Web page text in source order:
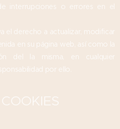
interrupciones o errores en el
el derecho a actualizar, modificar
en su página web, así como la
del la misma, en cualquier
por ello.